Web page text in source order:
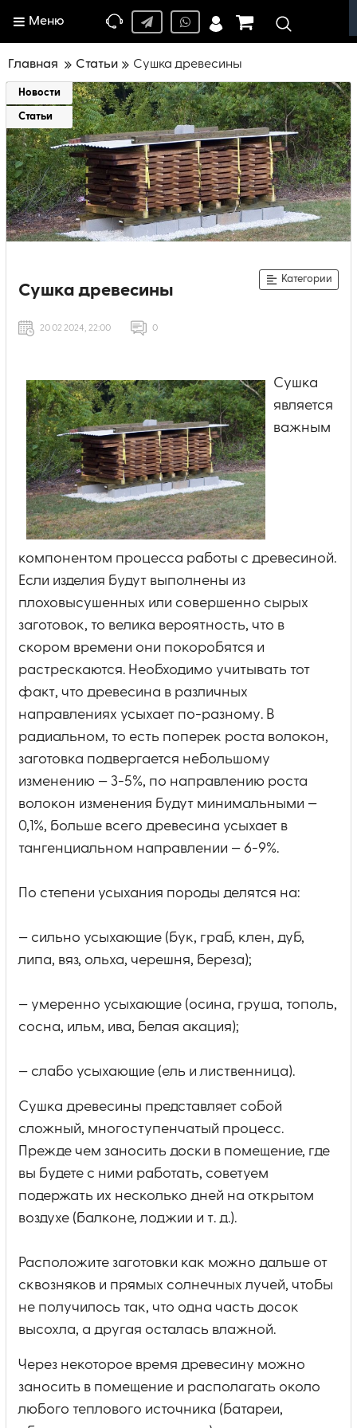
Меню
Главная Статьи Сушка древесины
Новости
Статьи
Сушка древесины
Категории
20 02 2024, 22:00 0
Сушка
является
важным
компонентом процесса работы с древесиной.
Если изделия будут выполнены из
плоховысушенных или совершенно сырых
заготовок, то велика вероятность, что в
скором времени они покоробятся и
растрескаются. Необходимо учитывать тот
факт, что древесина в различных
направлениях усыхает по-разному. В
радиальном, то есть поперек роста волокон,
заготовка подвергается небольшому
изменению — 3-5%, по направлению роста
волокон изменения будут минимальными —
0,1%, больше всего древесина усыхает в
тангенциальном направлении — 6-9%.
По степени усыхания породы делятся на:
— сильно усыхающие (бук, граб, клен, дуб,
липа, вяз, ольха, черешня, береза);
— умеренно усыхающие (осина, груша, тополь,
сосна, ильм, ива, белая акация);
— слабо усыхающие (ель и лиственница).
Сушка древесины представляет собой
сложный, многоступенчатый процесс.
Прежде чем заносить доски в помещение, где
вы будете с ними работать, советуем
подержать их несколько дней на открытом
воздухе (балконе, лоджии и т. д.).
Расположите заготовки как можно дальше от
сквозняков и прямых солнечных лучей, чтобы
не получилось так, что одна часть досок
высохла, а другая осталась влажной.
Через некоторое время древесину можно
заносить в помещение и располагать около
любого теплового источника (батареи,